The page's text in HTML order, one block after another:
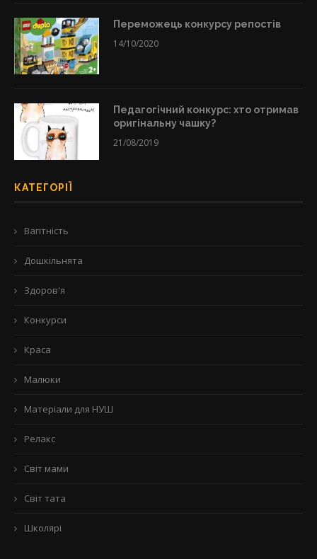
Переможець конкурсу репостів
14/10/2020
Педагогічний конкурс: хто отримав
оригінальну чашку?
21/08/2019
КАТЕГОРІЇ
Вагітність
Дошкільнята
Здоров'я
Конкурси
Краса
Малюки
Матеріали для НУШ
Релакс
Світ мами
Світ тата
Школярі